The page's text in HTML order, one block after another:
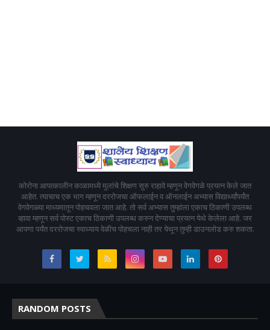
कोरोना आपत्कालीन काळामध्ये मुलांचे शिक्षण सुरु राहावे म्हणून वेगवेगळे प्रयत्न केले जात
आहेत. त्याचाच एक भाग म्हणून दररोजचा ऑफलाईन व ऑनलाईन अभ्यास विद्यार्थ्यांपर्यंत
वेगवेगळ्या माध्यमातून पोहचवला जात आहे. तो सर्व अभ्यास तुम्हांला एकाच ठिकाणी उपलब्ध
व्हावा म्हणून सर्व पोस्ट एकाच ठिकाणी उपलब्ध करुन देण्याचा प्रयत्न येथे केलेला आहे. जर
आपणा पर्यंत दररोजचा स्वाध्याय वेळीच पोहचला नाही तर येथून तुम्ही डाउनलोड करु शकता.
RANDOM POSTS